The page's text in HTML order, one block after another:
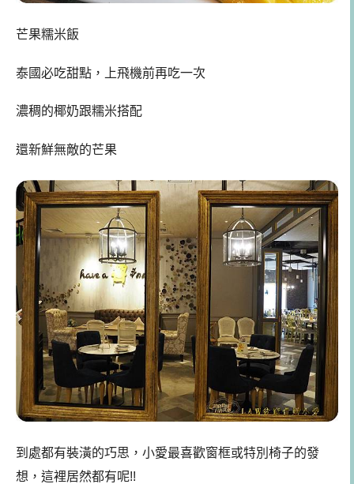
芒果糯米飯
泰國必吃甜點，上飛機前再吃一次
濃稠的椰奶跟糯米搭配
還新鮮無敵的芒果
到處都有裝潢的巧思，小愛最喜歡窗框或特別椅子的發
想，這裡居然都有呢!!